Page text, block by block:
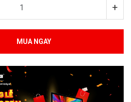
+
MUA NGAY